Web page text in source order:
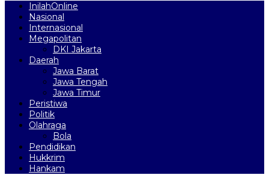
InilahOnline
Nasional
Internasional
Megapolitan
DKI Jakarta
Daerah
Jawa Barat
Jawa Tengah
Jawa Timur
Peristiwa
Politik
Olahraga
Bola
Pendidikan
Hukkrim
Hankam